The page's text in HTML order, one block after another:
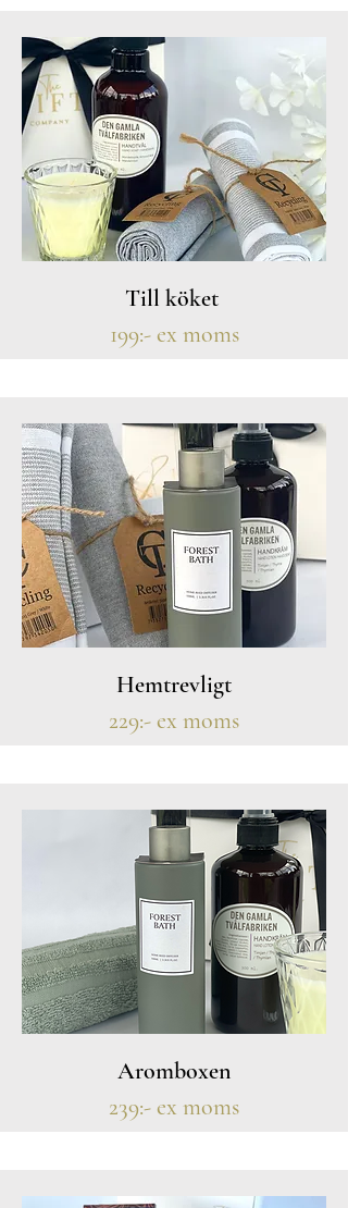
Till köket
199:- ex moms
Hemtrevligt
229:- ex moms
Aromboxen
239:- ex moms